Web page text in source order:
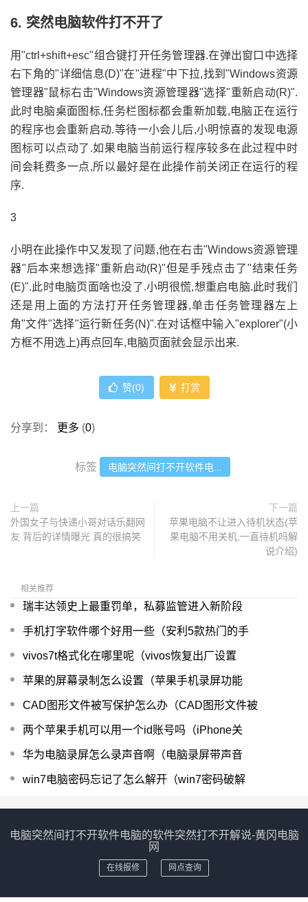
6. 突然电脑软件打不开了
用"ctrl+shift+esc"组合键打开任务管理器.在弹出窗口中选择
右下角的"详细信息(D)"在"进程"中下拉,找到"Windows资源
管理器"鼠标右击"Windows资源管理器"选择"重新启动(R)".
此时电脑桌面图标,任务栏图标都会重新加载,电脑正在运行
的程序也会重新启动.等待一小会儿后,小明惊喜的发现电源
图标可以点动了.如果电脑当前运行程序较多在此过程中时
间会耗费多一点,所以最好是在此操作前关闭正在运行的程
序.
3
小明在此操作中又发现了问题,他在右击"Windows资源管理
器"后本来想选择"重新启动(R)"但是手残点击了"结束任务
(E)".此时电脑页面啥也没了.小明很慌,想重启电脑.此时我们
还是用上面的方法打开任务管理器,单击任务管理器左上
角"文件"选择"运行新任务(N)".在对话框中输入"explorer"(小
方框不用选上)再点回车,电脑页面就会显示出来.
赞(0) 打赏
分享到： 更多 (0)
标签 电脑突然间打不开软件电...
上一篇
外国女子与快递小哥对话乐翻网
友 背后的详情曝光 真的很搞笑
下一篇
苹果电脑不让进入待机状态(苹
果电脑不用关机,一直待机吗解
说介绍)
相关推荐
瑞丰达领史上最重罚单，私募监管进入新阶段
手机打字软件哪个好用一些（安利5款热门的手
vivos7t格式化在哪里呢（vivos恢复出厂设置
苹果的屏幕录制怎么设置（苹果手机录屏功能
CAD图形文件被写保护怎么办（CAD图形文件被
两个苹果手机可以用一个id账号吗（iPhone关
华为电脑录屏怎么录声音啊（电脑录屏带声音
win7电脑密码忘记了怎么解开（win7密码破解
电脑突然间打不开软件电脑的软件突然打不开解说-黄冈电脑
网
在线报修 网点查询